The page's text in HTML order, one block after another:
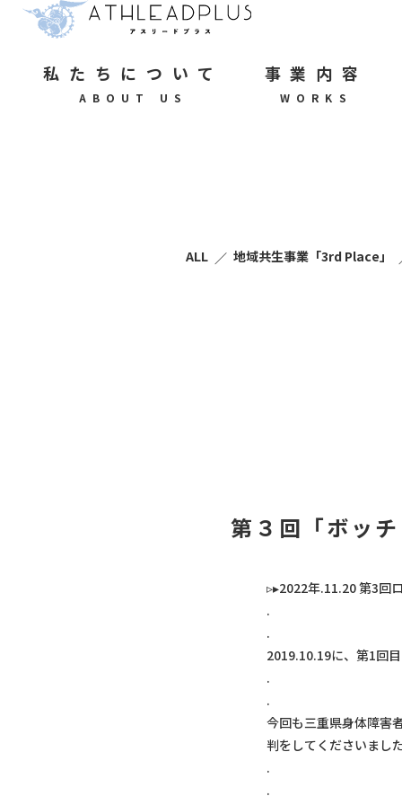
私たちについて
ABOUT US
事業内容
WORKS
ALL 地域共生事業「3rd Place」
第３回「ボッ
▹▸2022年.11.20 第3回
.
.
2019.10.19に、第1回
.
.
今回も三重県身体障害
判をしてくださいまし
.
.